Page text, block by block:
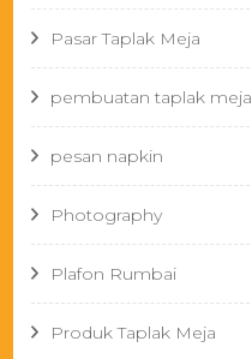
Pasar Taplak Meja
pembuatan taplak meja
pesan napkin
Photography
Plafon Rumbai
Produk Taplak Meja